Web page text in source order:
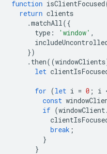
function isClientFocused
return clients
.matchAll({
type : 'window' ,
})
. then((windowClients
let
for (let i = 0 ; i
const
if (windowClient.
break ;
}
}